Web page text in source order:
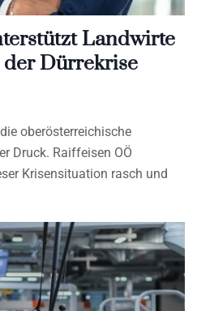
Landwirte
Dürrekrise
oberösterreichische
Druck. Raiffeisen OÖ
Krisensituation rasch und